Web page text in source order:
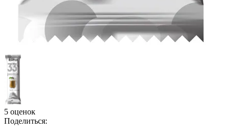
5 оценок
Поделиться: